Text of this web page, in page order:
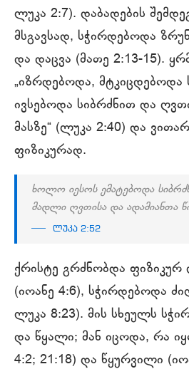
ლუკა 2:7). დაბადების
მსგავსად, სჭირდებოდა
და დაცვა (მათე 2:13-15).
„იზრდებოდა,
ივსებოდა სიბრძნით და
მასზე“ (ლუკა 2:40) და
ფიზიკურად.
ხოლო იესოს ემატებოდა
მადლი ღვთისა და ადამიანთა
ლუკა 2:52
ქრისტე გრძნობდა
(იოანე 4:6), სჭირდებოდა
ლუკა 8:23). მის სხეულს
და წყალი; მან იცოდა, რა
4:2; 21:18) და წყურვილი